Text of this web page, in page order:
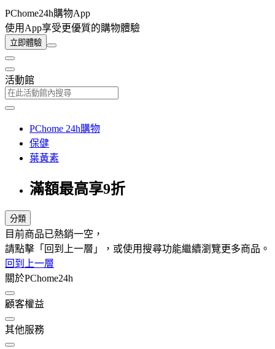
PChome24h購物App
使用App享受更優質的購物體驗
立即體驗
活動館
PChome 24h購物
保健
葉黃素
滿額最高享9折
分類
目前商品已熱銷一空，
請點擊「回到上一層」，或使用搜尋功能繼續瀏覽更多商品。
回到上一層
關於PChome24h
顧客權益
其他服務